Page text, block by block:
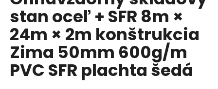
z
5
hviezdičiek.
stan oceľ + SFR 8m ×
24m × 2m konštrukcia
Zima 50mm 600g/m
PVC SFR plachta šedá
á
j
s
ť
?